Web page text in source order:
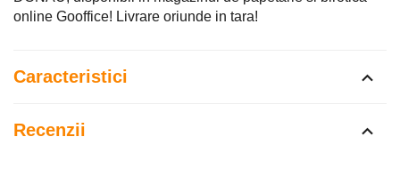
online Gooffice! Livrare oriunde in tara!
Caracteristici
Recenzii